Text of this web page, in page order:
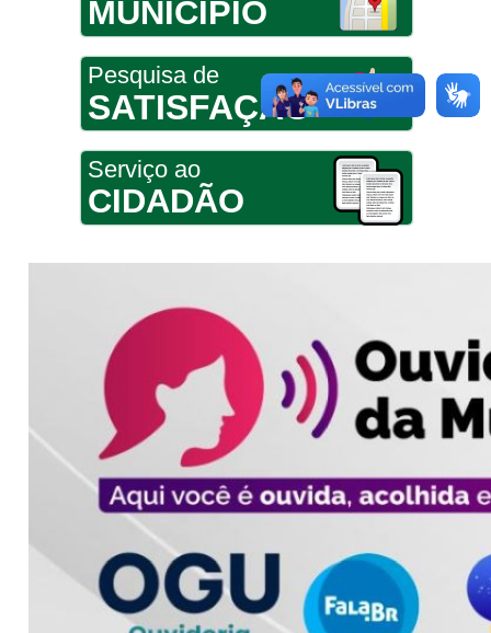
MUNICÍPIO
Pesquisa de
SATISFAÇÃO
Serviço ao
CIDADÃO